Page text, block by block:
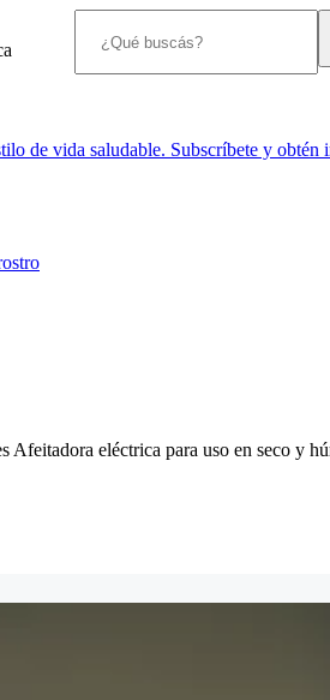
de vida saludable. Subscríbete y obtén
Afeitadora eléctrica para uso en seco y